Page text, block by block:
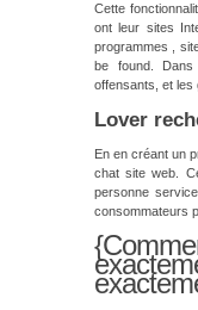
Cette
ont leur sites
programmes ,
be found. Dans
offensants, et les
Lover
En en créant un
chat site web.
personne
consommateurs